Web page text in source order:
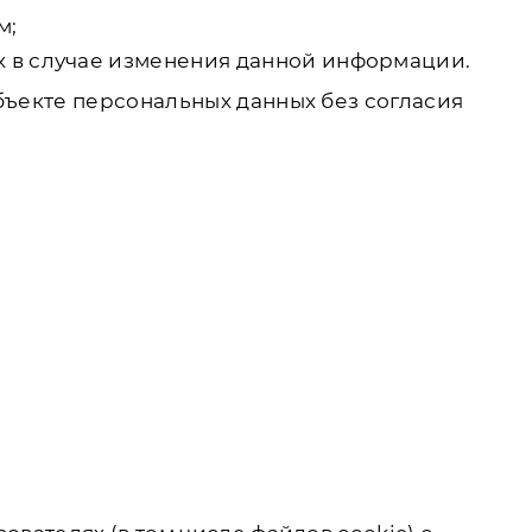
в случае изменения данной информации.
персональных данных без согласия